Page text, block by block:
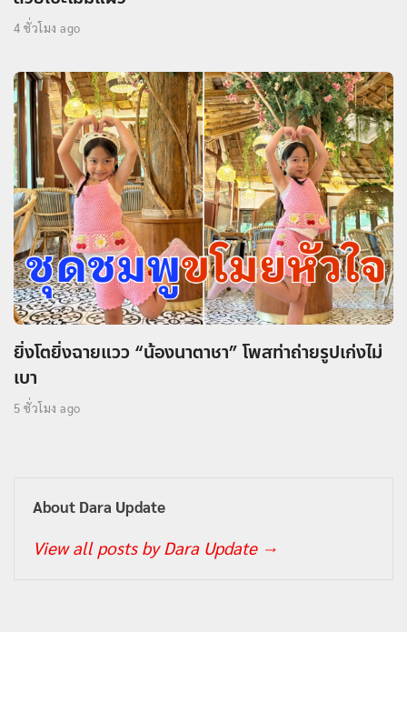
4 ชั่วโมง ago
ยิ่งโตยิ่งฉายแวว “น้องนาตาชา” โพสท่าถ่ายรูปเก่งไม่
เบา
5 ชั่วโมง ago
About Dara Update
View all posts by Dara Update →